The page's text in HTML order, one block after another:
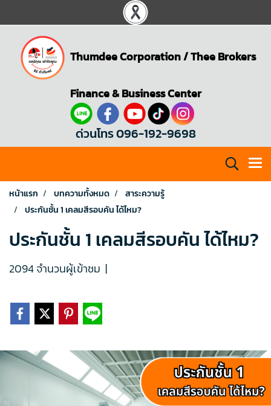
Thumdee Corporation/Thee Brokers
Finance & Business Center
ด่วนโทร 096-192-9698
หน้าแรก บทความทั้งหมด
สาระความรู้
ประกันชั้น 1 เคลมสีรอบคัน ได้ไหม?
ประกันชั้น 1 เคลมสีรอบคัน ได้ไหม?
2094 จำนวนผู้เข้าชม |